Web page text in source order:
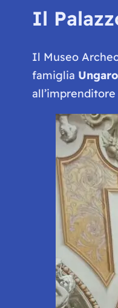
Il
Il Museo
famiglia Ungaro